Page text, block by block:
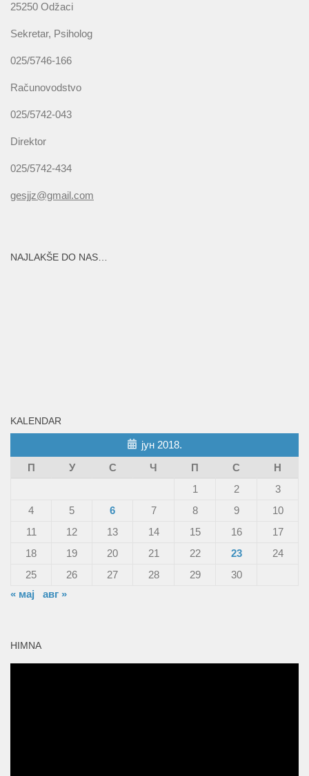
25250 Odžaci
Sekretar, Psiholog
025/5746-166
Računovodstvo
025/5742-043
Direktor
025/5742-434
gesjjz@gmail.com
NAJLAKŠE DO NAS…
KALENDAR
јун 2018.
П
У С Ч П С
Н
1
2
3
4
5 6 7 8 9
10
11
12 13 14 15 16
17
18
19 20 21 22 23
24
25
26 27 28 29
30
« мај
авг »
HIMNA